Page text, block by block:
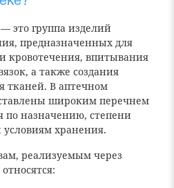
это группа изделий
предназначенных для
кровотечения, впитывания
а также создания
тканей. В аптечном
широким перечнем
назначению, степени
условиям хранения.
реализуемым через